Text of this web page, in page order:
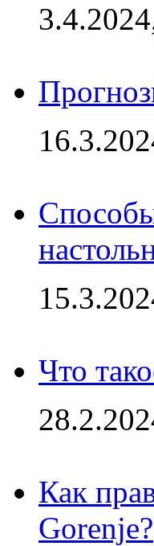
Что
Как
Gorenje?